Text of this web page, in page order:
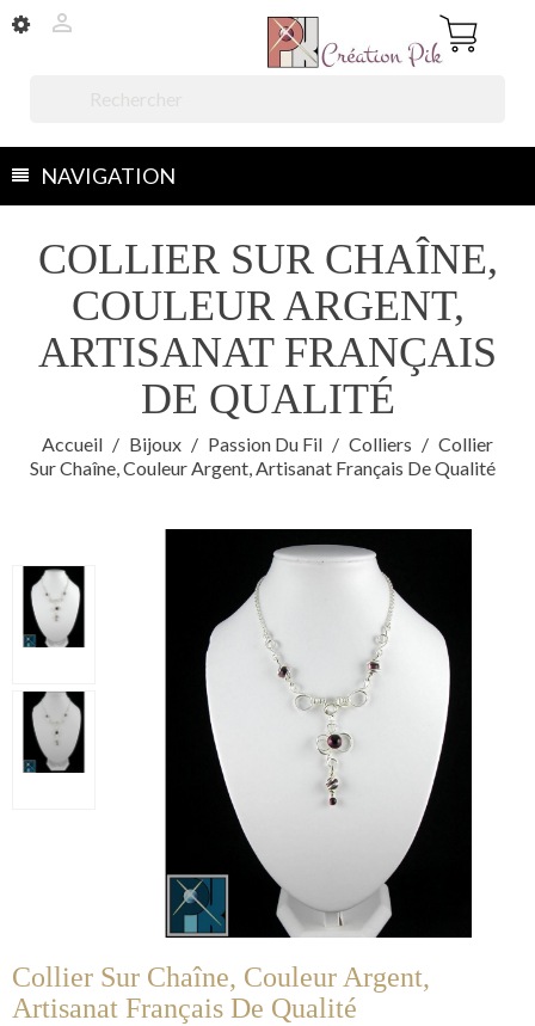


NAVIGATION
COLLIER SUR CHAÎNE,
COULEUR ARGENT,
ARTISANAT FRANÇAIS
DE QUALITÉ
Accueil Bijoux Passion Du Fil Colliers
Collier
Sur Chaîne, Couleur Argent, Artisanat Français De Qualité
Collier Sur Chaîne, Couleur Argent,
Artisanat Français De Qualité